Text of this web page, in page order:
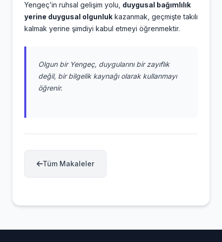
Yengeç’in ruhsal gelişim yolu, duygusal bağımlılık
yerine duygusal olgunluk kazanmak, geçmişte takılı
kalmak yerine şimdiyi kabul etmeyi öğrenmektir.
Olgun bir Yengeç, duygularını bir zayıflık
değil, bir bilgelik kaynağı olarak kullanmayı
öğrenir.
Tüm Makaleler